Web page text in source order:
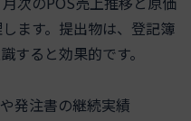
ます。提出物は、登記簿
すると効果的です。
や発注書の継続実績